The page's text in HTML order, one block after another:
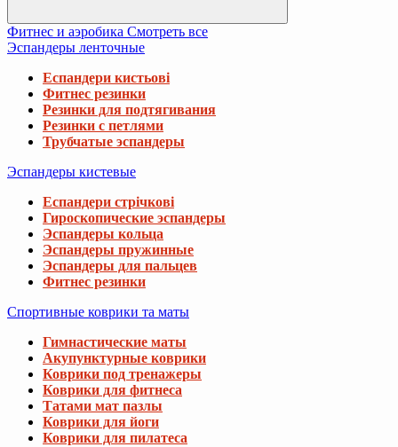
Фитнес и аэробика Смотреть все
Эспандеры ленточные
Еспандери кистьові
Фитнес резинки
Резинки для подтягивания
Резинки с петлями
Трубчатые эспандеры
Эспандеры кистевые
Еспандери стрічкові
Гироскопические эспандеры
Эспандеры кольца
Эспандеры пружинные
Эспандеры для пальцев
Фитнес резинки
Спортивные коврики та маты
Гимнастические маты
Акупунктурные коврики
Коврики под тренажеры
Коврики для фитнеса
Татами мат пазлы
Коврики для йоги
Коврики для пилатеса